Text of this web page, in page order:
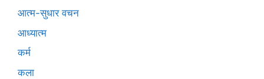
आत्म-सुधार वचन
आध्यात्म
कर्म
कला